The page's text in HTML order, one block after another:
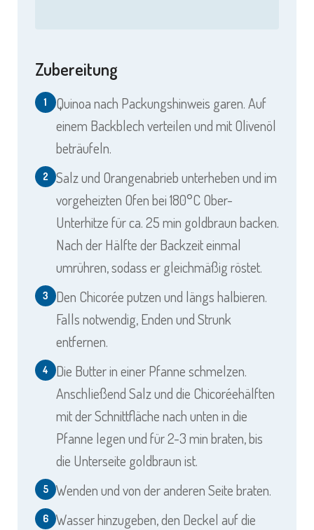
Zubereitung
1
Quinoa nach Packungshinweis garen. Auf
einem Backblech verteilen und mit Olivenöl
beträufeln.
2
Salz und Orangenabrieb unterheben und im
vorgeheizten Ofen bei 180°C Ober-
Unterhitze für ca. 25 min goldbraun backen.
Nach der Hälfte der Backzeit einmal
umrühren, sodass er gleichmäßig röstet.
3
Den Chicorée putzen und längs halbieren.
Falls notwendig, Enden und Strunk
entfernen.
4
Die Butter in einer Pfanne schmelzen.
Anschließend Salz und die Chicoréehälften
mit der Schnittfläche nach unten in die
Pfanne legen und für 2-3 min braten, bis
die Unterseite goldbraun ist.
5 Wenden und von der anderen Seite braten.
6
Wasser hinzugeben, den Deckel auf die